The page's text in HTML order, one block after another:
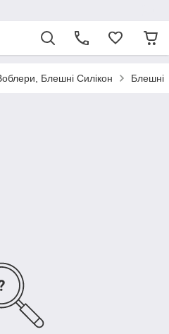
Блешні Силікон Блешні